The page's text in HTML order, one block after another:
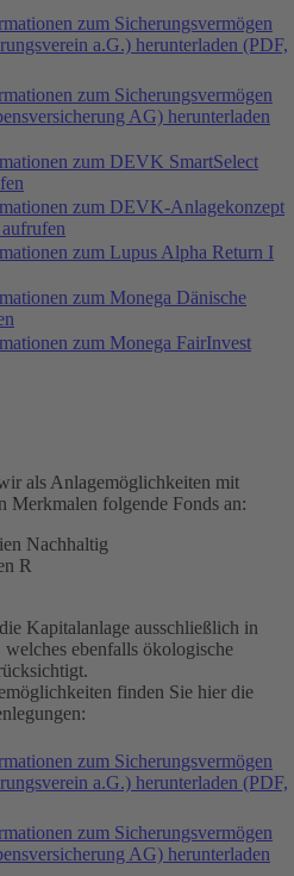
zum Sicherungsvermögen
a.G.) herunterladen (PDF,
zum Sicherungsvermögen
AG) herunterladen
zum DEVK SmartSelect
zum DEVK-Anlagekonzept
zum Lupus Alpha Return I
zum Monega Dänische
zum Monega FairInvest
als Anlagemöglichkeiten mit
Merkmalen folgende Fonds an:
Nachhaltig
R
Kapitalanlage ausschließlich in
ebenfalls ökologische
finden Sie hier die
zum Sicherungsvermögen
a.G.) herunterladen (PDF,
zum Sicherungsvermögen
AG) herunterladen